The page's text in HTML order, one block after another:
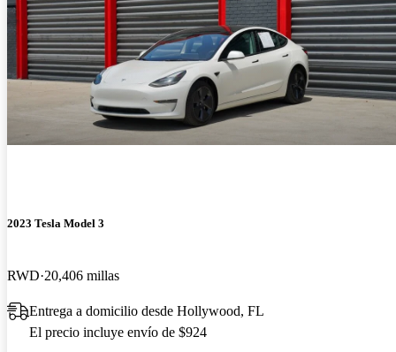
2023 Tesla Model 3
RWD 20,406 millas
Entrega a domicilio desde Hollywood, FL
El precio incluye envío de $924